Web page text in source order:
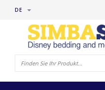
DE